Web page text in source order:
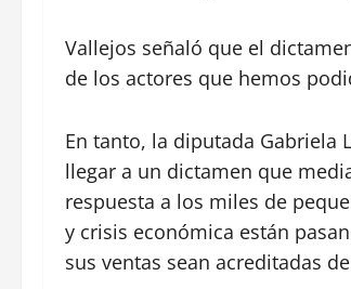
Vallejos señaló que el
de los actores que hemos
En tanto, la diputada Gabriela
llegar a un dictamen que
respuesta a los miles de
y crisis económica están
sus ventas sean acreditadas